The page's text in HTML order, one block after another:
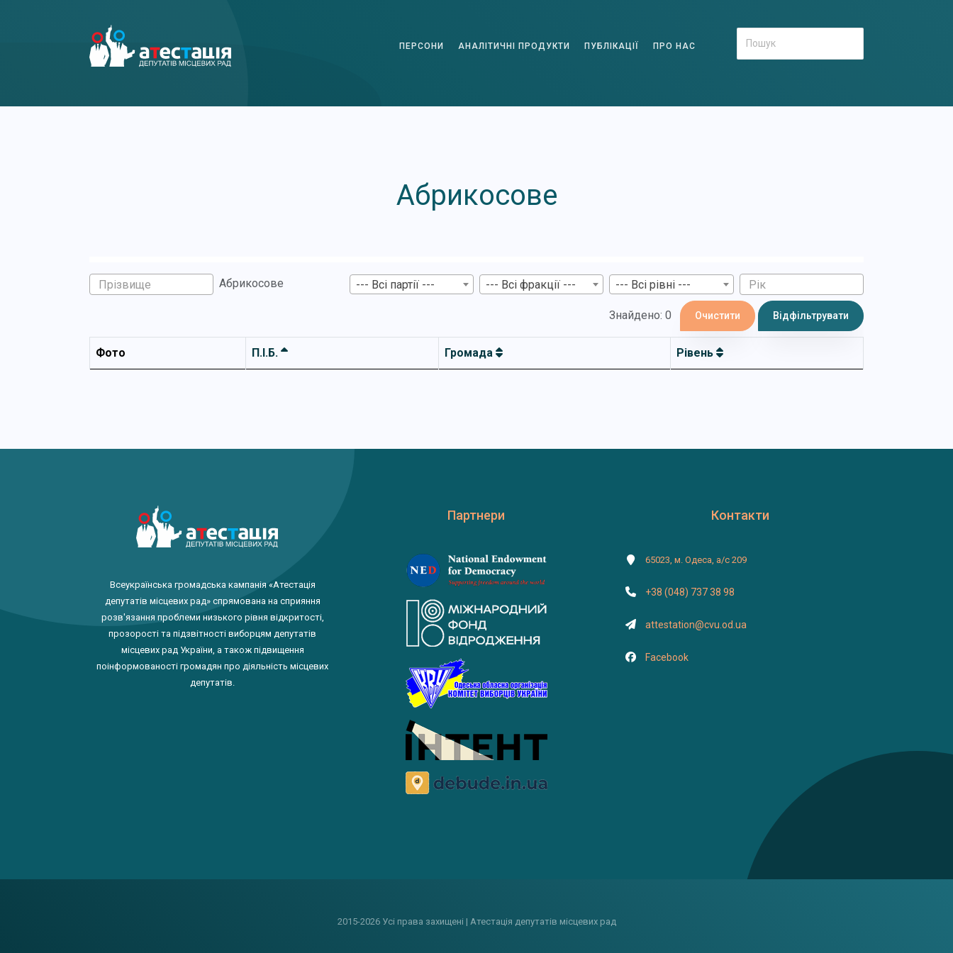
ПЕРСОНИ АНАЛІТИЧНІ ПРОДУКТИ ПУБЛІКАЦІЇ ПРО НАС
Абрикосове
Абрикосове --- Всі партії --- --- Всі фракції --- --- Всі рівні ---
Знайдено: 0 Очистити Відфільтрувати
Фото П.І.Б. Громада Рівень
Всеукраїнська громадська кампанія «Атестація
депутатів місцевих рад» спрямована на сприяння
розв'язання проблеми низького рівня відкритості,
прозорості та підзвітності виборцям депутатів
місцевих рад України, а також підвищення
поінформованості громадян про діяльність місцевих
депутатів.
Партнери Контакти
65023, м. Одеса, а/с 209
+38 (048) 737 38 98
attestation@cvu.od.ua
Facebook
2015-2026 Усі права захищені | Атестація депутатів місцевих рад